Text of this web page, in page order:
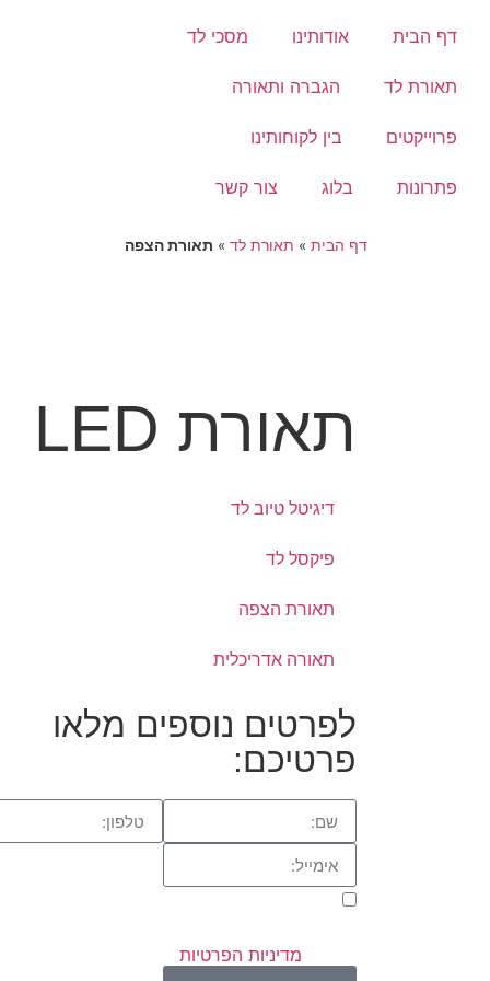
דף הבית אודותינו מסכי לד
תאורת לד הגברה ותאורה
פרוייקטים בין לקוחותינו
פתרונות בלוג צור קשר
דף הבית » תאורת לד » תאורת הצפה
תאורת LED
דיגיטל טיוב לד
פיקסל לד
תאורת הצפה
תאורה אדריכלית
לפרטים נוספים מלאו
פרטיכם:
מדיניות הפרטיות